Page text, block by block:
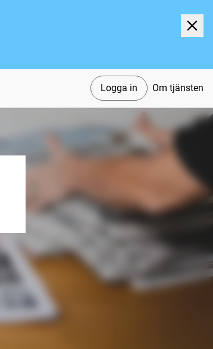
Logga in Om tjänsten